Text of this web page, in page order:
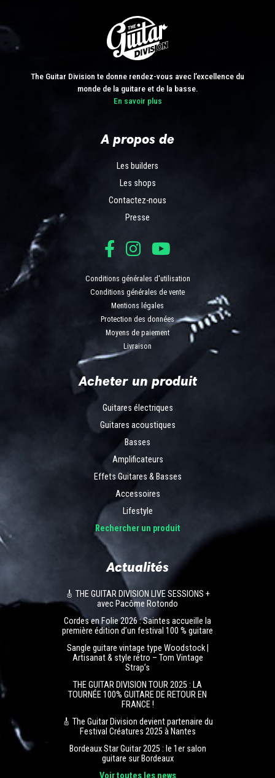
The Guitar Division te donne rendez-vous avec l’excellence du
monde de la guitare et de la basse.
En savoir plus
A propos de
Les builders
Les shops
Contactez-nous
Presse
Conditions générales d'utilisation
Conditions générales de vente
Mentions légales
Protection des données
Moyens de paiement
Livraison
Acheter un produit
Guitares électriques
Guitares acoustiques
Basses
Amplificateurs
Effets Guitares & Basses
Accessoires
Lifestyle
Rechercher un produit
Actualités
🎸 THE GUITAR DIVISION LIVE SESSIONS +
avec Pacôme Rotondo
Cordes en Folie 2026 : Saintes accueille la
première édition d’un festival 100 % guitare
Sangle guitare vintage type Woodstock |
Artisanat & style rétro – Tom Vintage
Strap’s
THE GUITAR DIVISION TOUR 2025 : LA
TOURNÉE 100% GUITARE DE RETOUR EN
FRANCE !
🎸 The Guitar Division devient partenaire du
Festival Créatures 2025 à Nantes
Bordeaux Star Guitar 2025 : le 1er salon
guitare sur Bordeaux